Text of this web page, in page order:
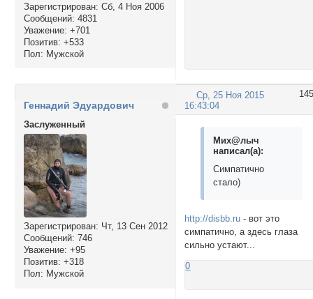
Зарегистрирован: Сб, 4 Ноя 2006
Сообщений: 4831
Уважение: +701
Позитив: +533
Пол: Мужской
145
Ср, 25 Ноя 2015
16:43:04
Геннадий Эдуардович
Заслуженный
Зарегистрирован: Чт, 13 Сен 2012
Сообщений: 746
Уважение: +95
Позитив: +318
Пол: Мужской
Мих@лыч
написал(а):
Симпатично
стало)
http://disbb.ru - вот это
симпатично, а здесь глаза
сильно устают...
0